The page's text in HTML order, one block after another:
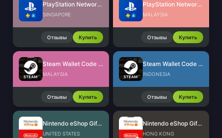
PlayStation Network Card (SG)
SINGAPORE
Отзывы Купить
PlayStation Network Card (MY)
MALAYSIA
Отзывы Купить
Steam Wallet Code (MYR)
MALAYSIA
Отзывы Купить
Steam Wallet Code (IDR)
INDONESIA
Отзывы Купить
Nintendo eShop Gift Card (US)
UNITED STATES
Nintendo eShop Gift Card (HK)
HONG KONG